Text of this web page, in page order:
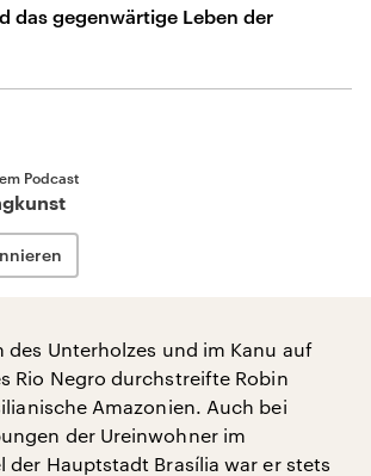
das gegenwärtige Leben der
Podcast
des Unterholzes und im Kanu auf
Rio Negro durchstreifte Robin
Amazonien. Auch bei
der Ureinwohner im
der Hauptstadt Brasília war er stets